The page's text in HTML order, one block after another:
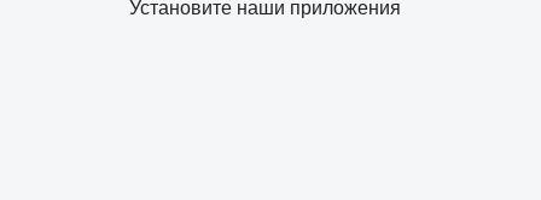
Установите наши приложения